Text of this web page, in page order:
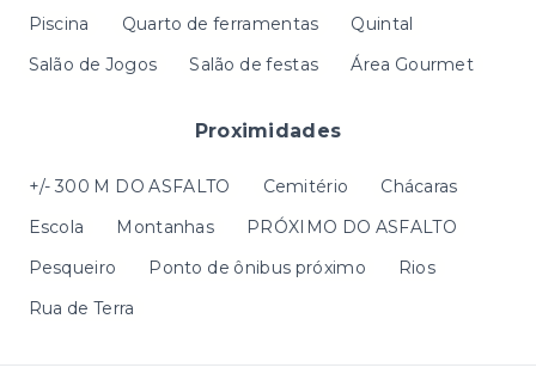
Piscina
Quarto de ferramentas
Quintal
Salão de Jogos
Salão de festas Área Gourmet
Proximidades
+/- 300 M DO ASFALTO Cemitério
Chácaras
Escola
Montanhas
PRÓXIMO DO ASFALTO
Pesqueiro
Ponto de ônibus próximo
Rios
Rua de Terra